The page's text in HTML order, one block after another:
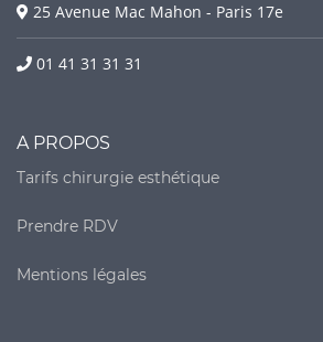
25 Avenue Mac Mahon - Paris 17e
01 41 31 31 31
A PROPOS
Tarifs chirurgie esthétique
Prendre RDV
Mentions légales